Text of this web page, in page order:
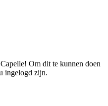
Om dit te kunnen doen
ingelogd zijn.